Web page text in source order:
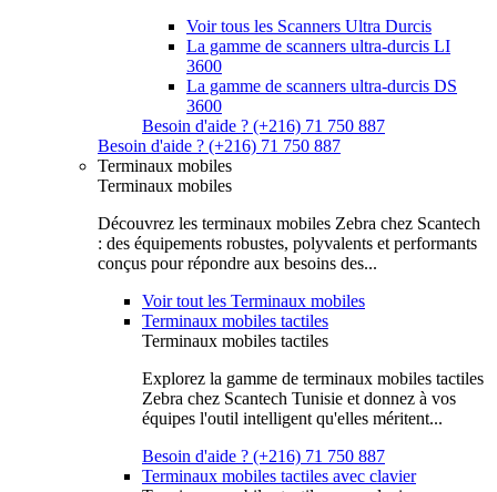
Voir tous les Scanners Ultra Durcis
La gamme de scanners ultra-durcis LI
3600
La gamme de scanners ultra-durcis DS
3600
Besoin d'aide ? (+216) 71 750 887
Besoin d'aide ? (+216) 71 750 887
Terminaux mobiles
Terminaux mobiles
Découvrez les terminaux mobiles Zebra chez Scantech
: des équipements robustes, polyvalents et performants
conçus pour répondre aux besoins des...
Voir tout les Terminaux mobiles
Terminaux mobiles tactiles
Terminaux mobiles tactiles
Explorez la gamme de terminaux mobiles tactiles
Zebra chez Scantech Tunisie et donnez à vos
équipes l'outil intelligent qu'elles méritent...
Besoin d'aide ? (+216) 71 750 887
Terminaux mobiles tactiles avec clavier